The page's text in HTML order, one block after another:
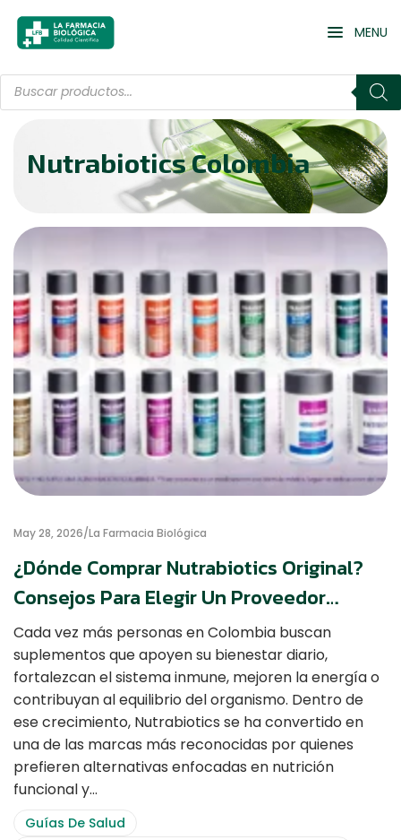
MENU
Nutrabiotics Colombia
May 28, 2026 La Farmacia Biológica
¿Dónde Comprar Nutrabiotics Original?
Consejos Para Elegir Un Proveedor
Confiable
Cada vez más personas en Colombia buscan
suplementos que apoyen su bienestar diario,
fortalezcan el sistema inmune, mejoren la energía o
contribuyan al equilibrio del organismo. Dentro de
ese crecimiento, Nutrabiotics se ha convertido en
una de las marcas más reconocidas por quienes
prefieren alternativas enfocadas en nutrición
funcional y…
Guías De Salud